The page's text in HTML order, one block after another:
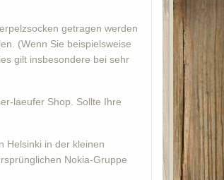
getragen werden
(Wenn Sie beispielsweise
gilt insbesondere bei sehr
laeufer Shop. Sollte Ihre
Helsinki in der kleinen
Nokia-Gruppe